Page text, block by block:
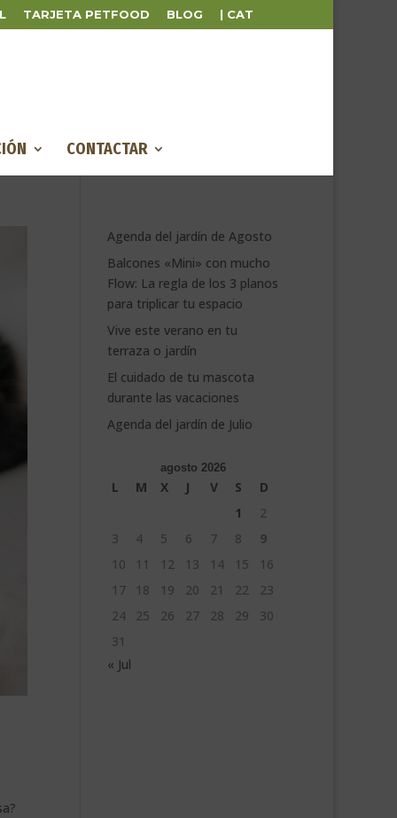
TARJETA PETFOOD BLOG | CAT
CONTACTAR
Agenda del jardín de Agosto
Balcones «Mini» con mucho
Flow: La regla de los 3 planos
para triplicar tu espacio
Vive este verano en tu
terraza o jardín
El cuidado de tu mascota
durante las vacaciones
Agenda del jardín de Julio
agosto 2026
L M X J V S
D
1
2
3
4 5 6 7 8
9
10
11 12 13 14 15
16
17
18 19 20 21 22
23
24
25 26 27 28 29
30
31
« Jul